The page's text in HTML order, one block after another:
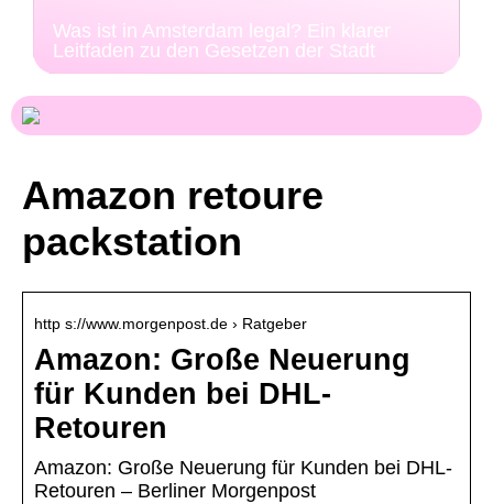
Was ist in Amsterdam legal? Ein klarer
Leitfaden zu den Gesetzen der Stadt
Amazon retoure
packstation
http s://www.morgenpost.de › Ratgeber
Amazon: Große Neuerung
für Kunden bei DHL-
Retouren
Amazon: Große Neuerung für Kunden bei DHL-
Retouren – Berliner Morgenpost